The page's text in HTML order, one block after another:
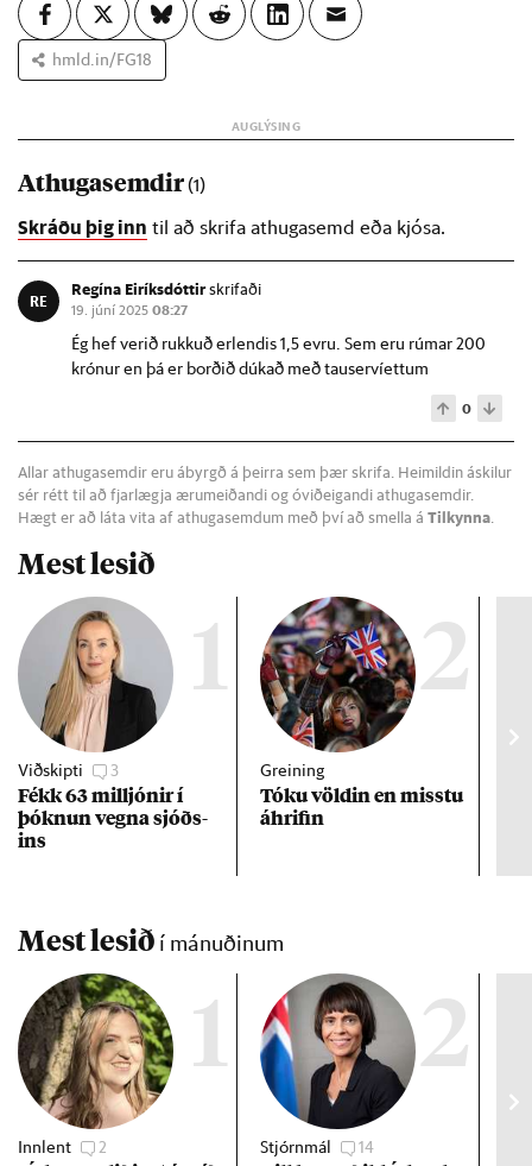
hmld.in/FG18
Athugasemdir(1)
Skráðu þig inn til að skrifa athugasemd eða kjósa.
RE
Regína Eiríksdóttirskrifaði
19. júní 202508:27
Ég hef verið rukkuð erlendis 1,5 evru. Sem eru rúmar 200
krónur en þá er borðið dúkað með tauservíettum
0
Allar athugasemdir eru ábyrgð á þeirra sem þær skrifa. Heimildin áskilur
sér rétt til að fjarlægja ærumeiðandi og óviðeigandi athugasemdir.
Hægt er að láta vita af athugasemdum með því að smella á Tilkynna
Mest lesið
1
Viðskipti 3
Fékk 63 millj­ón­ir í
þókn­un vegna sjóðs­
ins
2
Greining
Tóku völd­in en misstu
áhrif­in
Mest lesið í mánuðinum
1
Innlent 2
2
Stjórnmál 14